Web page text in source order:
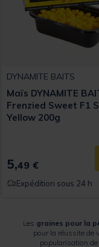
DYNAMITE BAITS
Maïs DYNAMITE
Frenzied Sweet F1
Yellow 200g
5,49 €
Expédition sous 24 h
Les graines pour la
pour la réussite de
popularisation